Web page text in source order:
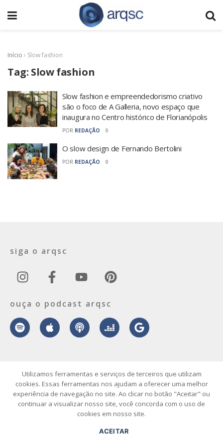
Início › Slow fashion
Tag: Slow fashion
Slow fashion e empreendedorismo criativo
são o foco de A Galleria, novo espaço que
inaugura no Centro histórico de Florianópolis
POR REDAÇÃO 0
O slow design de Fernando Bertolini
POR REDAÇÃO 0
siga o arqsc
ouça o podcast arqsc
© 2026 ArqSC – Portal de Arquitetura, Interiores, Design e Arte de
Santa Catarina – Todos os Direitos Reservados.
sobre contato envie seu projeto publicidade vídeo podcast
Utilizamos ferramentas e serviços de terceiros que utilizam
cookies. Essas ferramentas nos ajudam a oferecer uma melhor
experiência de navegação no site. Ao clicar no botão "Aceitar" ou
continuar a visualizar nosso site, você concorda com o uso de
cookies em nosso site.
ACEITAR